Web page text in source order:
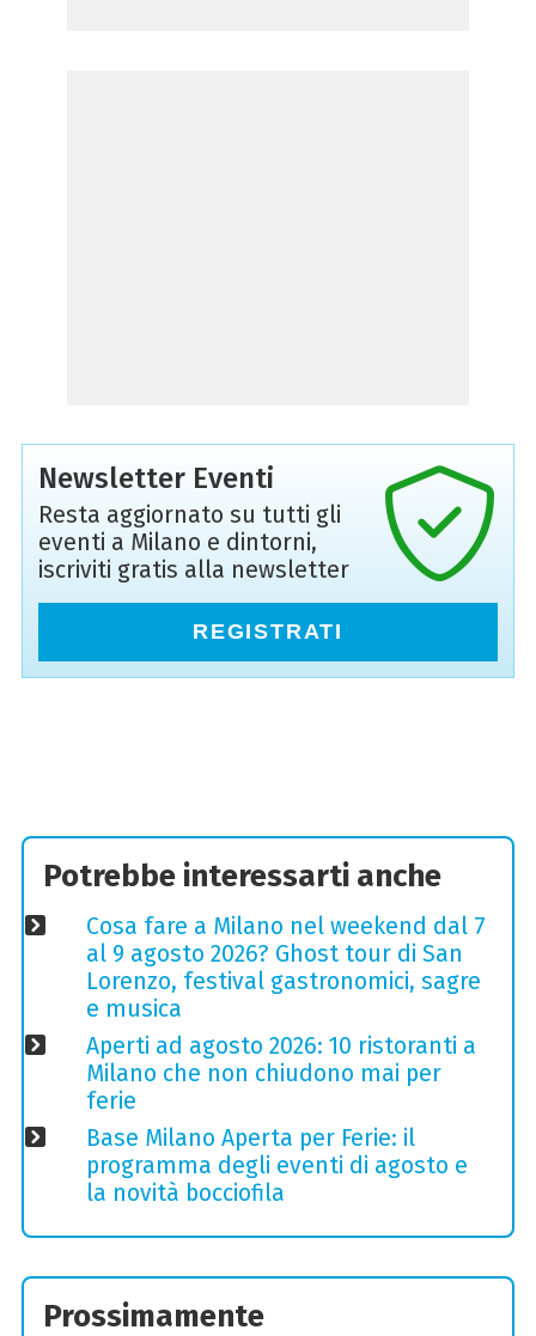
Newsletter Eventi
Resta aggiornato su tutti gli
eventi a Milano e dintorni,
iscriviti gratis alla newsletter
REGISTRATI
Potrebbe interessarti anche
Cosa fare a Milano nel weekend dal 7
al 9 agosto 2026? Ghost tour di San
Lorenzo, festival gastronomici, sagre
e musica
Aperti ad agosto 2026: 10 ristoranti a
Milano che non chiudono mai per
ferie
Base Milano Aperta per Ferie: il
programma degli eventi di agosto e
la novità bocciofila
Prossimamente